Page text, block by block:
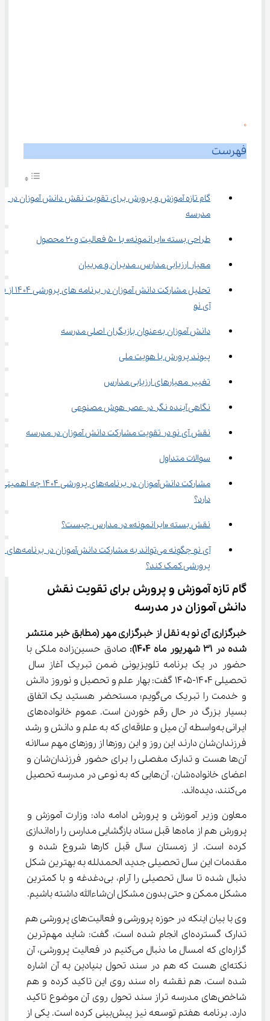
0
فهرست
گام تازه آموزش ‌و پرورش برای تقویت نقش دانش ‌آموزان در
مدرسه
طراحی بسته «ایرانمونه» با ۵۰ فعالیت و ۲۰ محصول
معیار ارزیابی مدارس، مدیران و مربیان
تحلیل مشارکت دانش ‌آموزان در
آی ‌نو
دانش‌ آموزان به‌عنوان بازیگران اصلی مدرسه
پیوند پرورش با هویت ملی
تغییر معیارهای ارزیابی مدارس
نگاهی آینده ‌نگر در عصر هوش مصنوعی
نقش آی ‌نو در تقویت مشارکت دانش‌ آموزان در مدرسه
سوالات متداول
مشارکت دانش‌آموزان در برنامه‌های پرورشی ۱۴۰۴ چه اهمیتی
دارد؟
نقش بسته «ایرانمونه» در مدارس چیست؟
آی ‌نو چگونه می‌تواند به مشارکت دانش‌آموزان در برنامه‌های
پرورشی کمک کند؟
گام تازه آموزش ‌و پرورش برای تقویت نقش
دانش ‌آموزان در مدرسه
خبرگزاری آی نو به نقل از خبرگزاری مهر (مطابق خبر منتشر
شده در 31
شهریور ماه 1404) :
صادق حسین‌زاده ملکی با
حضور در یک برنامه تلویزیونی ضمن تبریک آغاز سال
تحصیلی ۱۴۰۴-۱۴۰۵ گفت: بهار علم و تحصیل و نوروز دانش
و خدمت را تبریک می‌گویم؛ مستحضر هستید یک اتفاق
بسیار بزرگ در حال رقم خوردن است. عموم خانواده‌های
ایرانی به‌واسطه آن میل و علاقه‌ای که به علم و دانش و رشد
فرزندان‌شان دارند این روز و این روزها از روزهای مهم سالانه
آن‌ها هست و تدارک مفصلی را برای حضور فرزندان‌شان و
اعضای خانواده‌شان، آن‌هایی که به نوعی در مدرسه تحصیل
می‌کنند، دیده‌اند.
معاون وزیر آموزش و پرورش ادامه داد: وزارت آموزش و
پرورش هم از ماه‌ها قبل ستاد بازگشایی مدارس را راه‌اندازی
کرده است. از زمستان سال قبل کارها شروع شده و
مقدمات این سال تحصیلی جدید الحمدلله به بهترین شکل
دنبال شده تا سال تحصیلی را آرام، بی‌دغدغه و با کمترین
مشکل ممکن و حتی بدون مشکل ان‌شاءالله داشته باشیم.
وی با بیان اینکه در حوزه پرورشی و فعالیت‌های پرورشی هم
تدارک گسترده‌ای انجام شده است، گفت: شاید مهم‌ترین
گزاره‌ای که امسال ما دنبال می‌کنیم در فعالیت پرورشی، آن
نکته‌ای هست که هم در سند تحول بنیادین به آن اشاره
شده است، هم نقشه راه سند روی این تاکید کرده و هم
شاخص‌های مدرسه تراز سند تحول روی آن موضوع تاکید
دارد. برنامه هفتم توسعه نیز پیش‌بینی کرده است. یکی از